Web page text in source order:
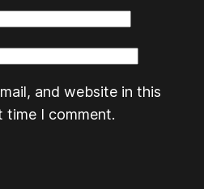
and website in this
time I comment.